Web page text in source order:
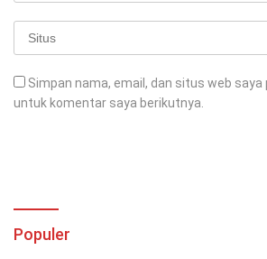
Simpan nama, email, dan situs web saya
untuk komentar saya berikutnya.
Populer